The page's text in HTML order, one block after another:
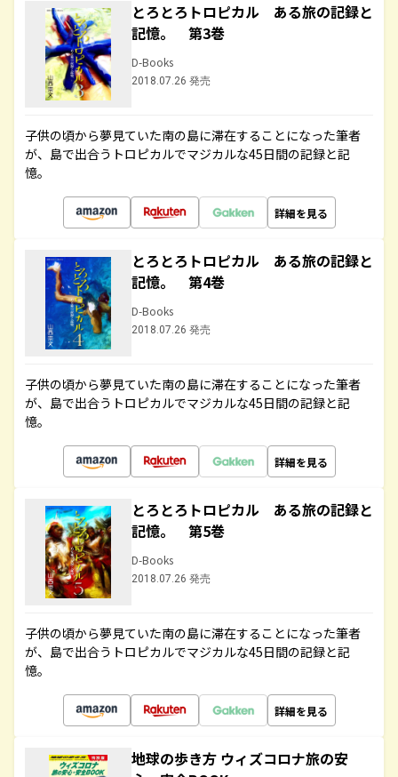
とろとろトロピカル ある旅の記録と
記憶。 第3巻
D-Books
2018.07.26 発売
子供の頃から夢見ていた南の島に滞在することになった筆者
が、島で出合うトロピカルでマジカルな45日間の記録と記
憶。
詳細を見る
とろとろトロピカル ある旅の記録と
記憶。 第4巻
D-Books
2018.07.26 発売
子供の頃から夢見ていた南の島に滞在することになった筆者
が、島で出合うトロピカルでマジカルな45日間の記録と記
憶。
詳細を見る
とろとろトロピカル ある旅の記録と
記憶。 第5巻
D-Books
2018.07.26 発売
子供の頃から夢見ていた南の島に滞在することになった筆者
が、島で出合うトロピカルでマジカルな45日間の記録と記
憶。
詳細を見る
地球の歩き方 ウィズコロナ旅の安